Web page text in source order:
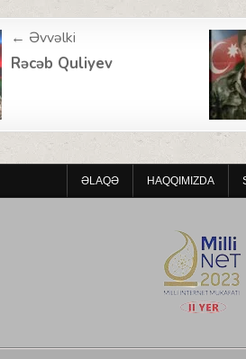
← Əvvəlki
Rəcəb Quliyev
ƏLAQƏ HAQQIMIZDA